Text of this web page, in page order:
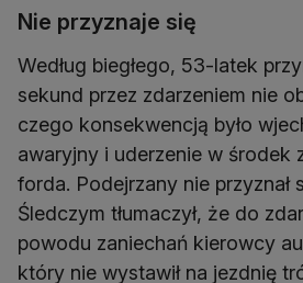
Nie przyznaje się
Według biegłego, 53-latek
sekund przez zdarzeniem nie
czego konsekwencją było
awaryjny i uderzenie w środek
forda. Podejrzany nie przyznał
Śledczym tłumaczył, że do
powodu zaniechań kierowcy
który nie wystawił na jezdnię